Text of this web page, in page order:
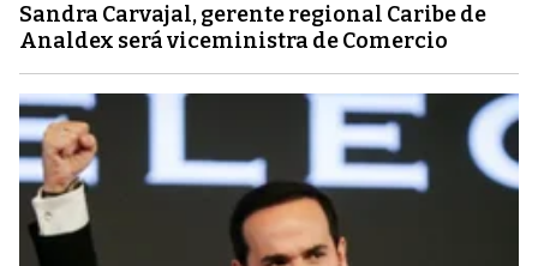
Sandra Carvajal, gerente regional Caribe de
Analdex será viceministra de Comercio